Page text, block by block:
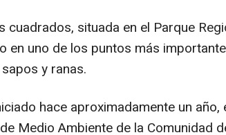
cuadrados, situada en el Parque
en uno de los puntos más
y ranas.
hace aproximadamente un año,
Medio Ambiente de la Comunidad